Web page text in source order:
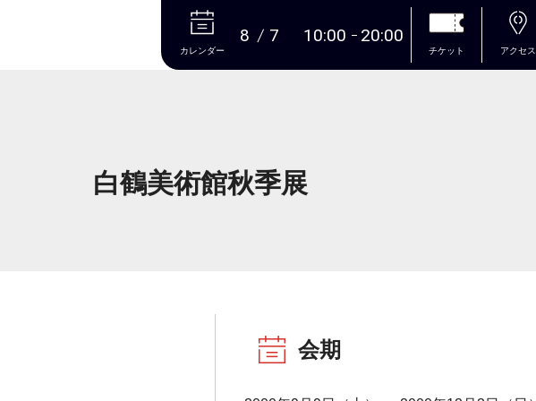
本文へ
カレンダー
8 7 10:00 20:00
チケット アクセス
白鶴美術館秋季展
会期